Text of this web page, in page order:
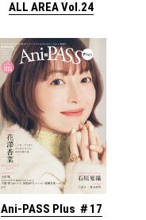
ALL AREA Vol.24
Ani-PASS Plus ＃17